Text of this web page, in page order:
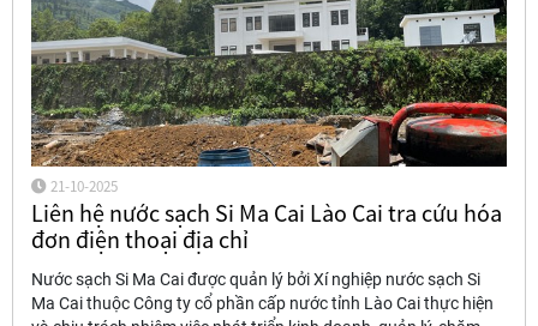
21-10-2025
Liên hệ nước sạch Si Ma Cai Lào Cai tra cứu hóa
đơn điện thoại địa chỉ
Nước sạch Si Ma Cai được quản lý bởi Xí nghiệp nước sạch Si
Ma Cai thuộc Công ty cổ phần cấp nước tỉnh Lào Cai thực hiện